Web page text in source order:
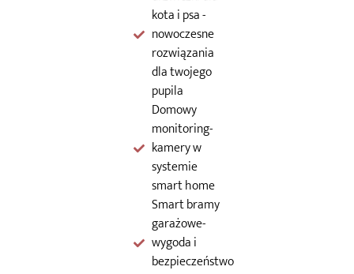
kota i psa -
nowoczesne
rozwiązania
dla twojego
pupila
Domowy
monitoring-
kamery w
systemie
smart home
Smart bramy
garażowe-
wygoda i
bezpieczeństwo